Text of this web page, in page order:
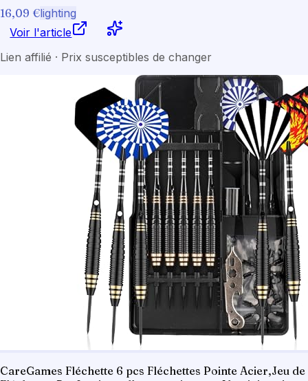
16,09 €lighting
Voir l'article
Lien affilié · Prix susceptibles de changer
CareGames Fléchette 6 pcs Fléchettes Pointe Acier,Jeu de